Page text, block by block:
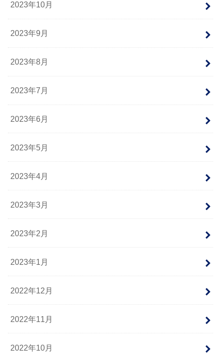
2023年10月
2023年9月
2023年8月
2023年7月
2023年6月
2023年5月
2023年4月
2023年3月
2023年2月
2023年1月
2022年12月
2022年11月
2022年10月